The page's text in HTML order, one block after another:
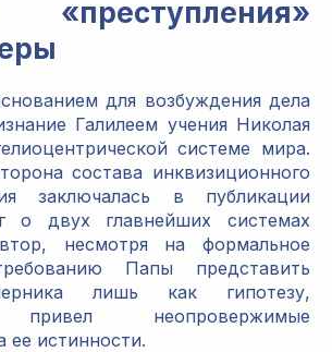
«преступления»
для возбуждения дела
Галилеем учения Николая
системе мира.
состава инквизиционного
заключалась в публикации
о двух главнейших системах
несмотря на формальное
Папы представить
лишь как гипотезу,
привел неопровержимые
ее истинности.